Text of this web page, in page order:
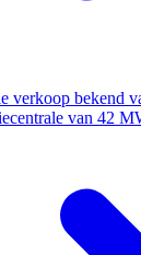
verkoop bekend
van 42